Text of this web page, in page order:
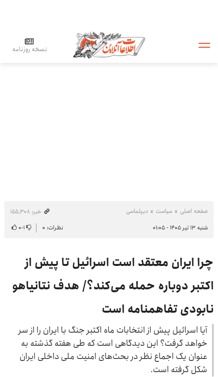
نسخه روزنامه
صفحه اصلی سیاست دیپلماسی
خبر: ۱۵۵٬۳۰۸
شنبه ۱۳ تیر ۱۴۰۵ - ۰۱:۰۵
نظرات: ۰ ۱-۰
چرا ایران معتقد است اسرائیل تا پیش از
اکتبر دوباره حمله می‌کند؟/ هدف نتانیاهو
نابودی تفاهمنامه است
آیا اسرائیل پیش از انتخابات ماه اکتبر جنگ با ایران را از سر
خواهد گرفت؟ این دیدگاهی است که طی هفته گذشته به
عنوان یک اجماع نظر در بحث‌های امنیت ملی داخلی ایران
شکل گرفته است.